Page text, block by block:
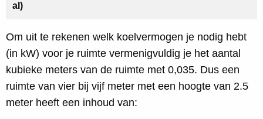
al)
Om uit te rekenen welk koelvermogen je nodig hebt
(in kW) voor je ruimte vermenigvuldig je het aantal
kubieke meters van de ruimte met 0,035. Dus een
ruimte van vier bij vijf meter met een hoogte van 2.5
meter heeft een inhoud van: